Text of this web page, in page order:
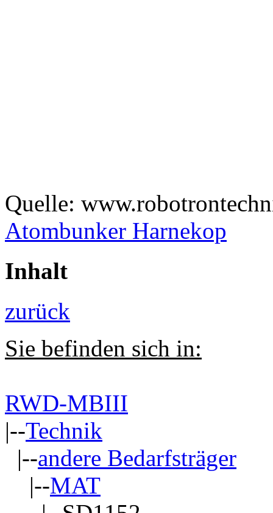
Quelle:
Atombunker Harnekop
Inhalt
zurück
Sie befinden sich in:
RWD-MBIII
|--Technik
|--andere Bedarfsträger
|--MAT